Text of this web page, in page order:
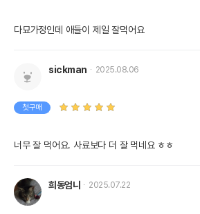
다묘가정인데 애들이 제일 잘먹어요
sickman 2025.08.06
첫구매
너무 잘 먹어요. 사료보다 더 잘 먹네요 ㅎㅎ
희동엄니 2025.07.22